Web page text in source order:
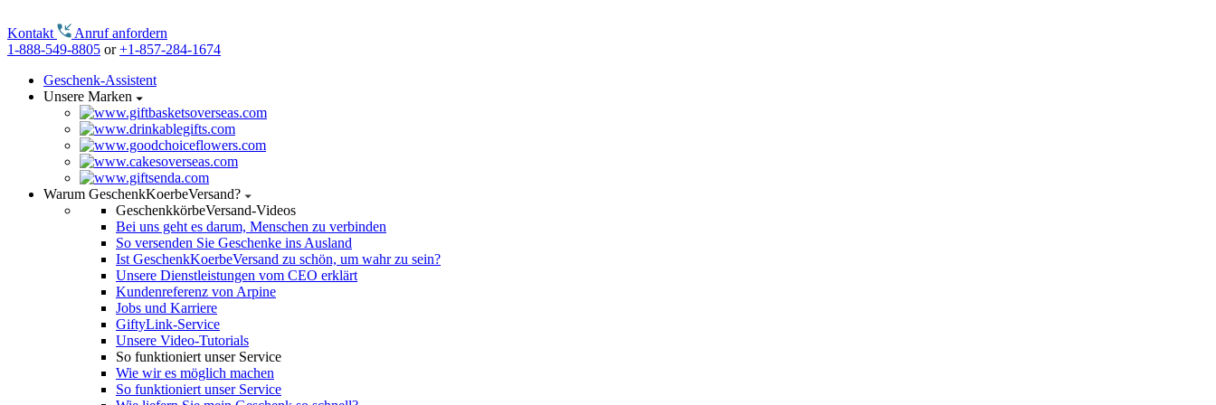
Kontakt
Anruf anfordern
1-888-549-8805 or+1-857-284-1674
Geschenk-Assistent
Unsere Marken
Warum GeschenkKoerbeVersand?
GeschenkkörbeVersand-Videos
Bei uns geht es darum, Menschen zu verbinden
So versenden Sie Geschenke ins Ausland
Ist GeschenkKoerbeVersand zu schön, um wahr zu sein?
Unsere Dienstleistungen vom CEO erklärt
Kundenreferenz von Arpine
Jobs und Karriere
GiftyLink-Service
Unsere Video-Tutorials
So funktioniert unser Service
Wie wir es möglich machen
So funktioniert unser Service